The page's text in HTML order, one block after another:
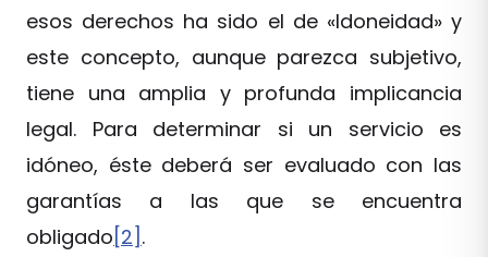
esos derechos ha sido el de «Idoneidad» y
este concepto, aunque parezca subjetivo,
tiene una amplia y profunda implicancia
legal. Para determinar si un servicio es
idóneo, éste deberá ser evaluado con las
garantías a las que se encuentra
obligado [2] .